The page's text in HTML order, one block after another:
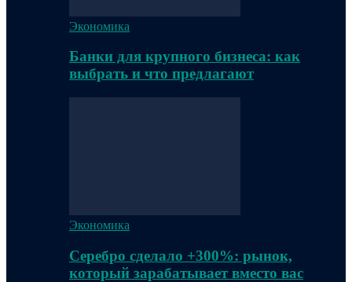
Экономика
Банки для крупного бизнеса: как
выбрать и что предлагают
Экономика
Серебро сделало +300%: рынок,
который зарабатывает вместо вас